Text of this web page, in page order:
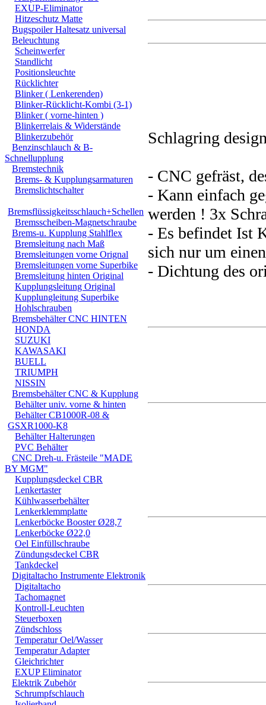
EXUP-Eliminator
Hitzeschutz Matte
Bugspoiler Haltesatz universal
Beleuchtung
Scheinwerfer
Standlicht
Positionsleuchte
Rücklichter
Blinker ( Lenkerenden)
Blinker-Rücklicht-Kombi (3-1)
Blinker ( vorne-hinten )
Blinkerrelais & Widerstände
Blinkerzubehör
Benzinschlauch & B-
Schnellupplung
Bremstechnik
Brems- & Kupplungsarmaturen
Bremslichtschalter
Bremsflüssigkeitsschlauch+Schellen
Bremsscheiben-Magnetschraube
Brems-u. Kupplung Stahlflex
Bremsleitung nach Maß
Bremsleitungen vorne Orignal
Bremsleitungen vorne Superbike
Bremsleitung hinten Original
Kupplungsleitung Original
Kupplungleitung Superbike
Hohlschrauben
Bremsbehälter CNC HINTEN
HONDA
SUZUKI
KAWASAKI
BUELL
TRIUMPH
NISSIN
Bremsbehälter CNC & Kupplung
Behälter univ. vorne & hinten
Behälter CB1000R-08 &
GSXR1000-K8
Behälter Halterungen
PVC Behälter
CNC Dreh-u. Frästeile "MADE
BY MGM"
Kupplungsdeckel CBR
Lenkertaster
Kühlwasserbehälter
Lenkerklemmplatte
Lenkerböcke Booster Ø28,7
Lenkerböcke Ø22,0
Oel Einfüllschraube
Zündungsdeckel CBR
Tankdeckel
Digitaltacho Instrumente Elektronik
Digitaltacho
Tachomagnet
Kontroll-Leuchten
Steuerboxen
Zündschloss
Temperatur Oel/Wasser
Temperatur Adapter
Gleichrichter
EXUP Eliminator
Elektrik Zubehör
Schrumpfschlauch
Schlagring
- CNC gefräst,
- Kann einfach
werden ! 3x
- Es befindet Ist
sich nur um
- Dichtung des